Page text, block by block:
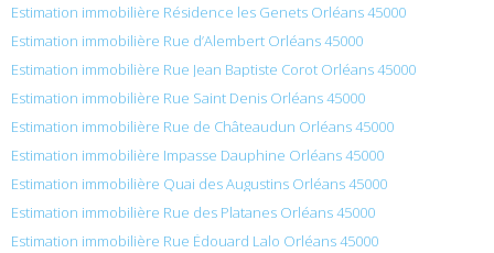
Estimation immobilière Résidence les Genets Orléans 45000
Estimation immobilière Rue d’Alembert Orléans 45000
Estimation immobilière Rue Jean Baptiste Corot Orléans 45000
Estimation immobilière Rue Saint Denis Orléans 45000
Estimation immobilière Rue de Châteaudun Orléans 45000
Estimation immobilière Impasse Dauphine Orléans 45000
Estimation immobilière Quai des Augustins Orléans 45000
Estimation immobilière Rue des Platanes Orléans 45000
Estimation immobilière Rue Édouard Lalo Orléans 45000